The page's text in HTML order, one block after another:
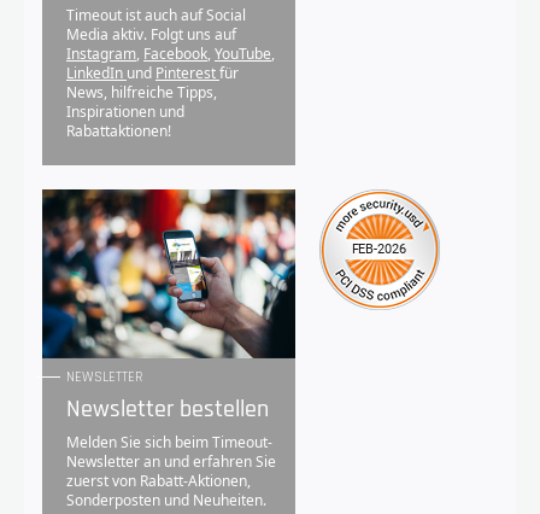
Timeout ist auch auf Social
Media aktiv. Folgt uns auf
Instagram, Facebook, YouTube,
LinkedIn und Pinterestfür
News, hilfreiche Tipps,
Inspirationen und
Rabattaktionen!
NEWSLETTER
Newsletter bestellen
Melden Sie sich beim Timeout-
Newsletter an und erfahren Sie
zuerst von Rabatt-Aktionen,
Sonderposten und Neuheiten.